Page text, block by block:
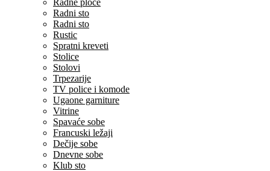
Radne ploče
Radni sto
Radni sto
Rustic
Spratni kreveti
Stolice
Stolovi
Trpezarije
TV police i komode
Ugaone garniture
Vitrine
Spavaće sobe
Francuski ležaji
Dečije sobe
Dnevne sobe
Klub sto